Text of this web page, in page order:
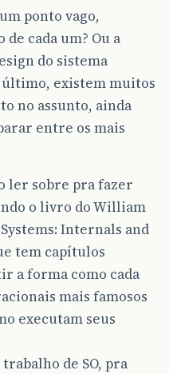
ponto vago,
cada um? Ou a
do sistema
último, existem muitos
no assunto, ainda
entre os mais
ler sobre pra fazer
o livro do William
Internals and
tem capítulos
a forma como cada
mais famosos
executam seus
de SO, pra